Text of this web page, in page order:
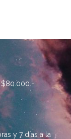
$80.000.-
y 7 días a la